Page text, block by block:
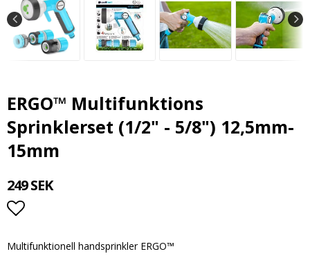
ERGO™ Multifunktions
Sprinklerset (1/2" - 5/8") 12,5mm-
15mm
249 SEK
Lägg till i favoritlistan
Multifunktionell handsprinkler ERGO™